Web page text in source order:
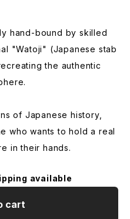
hand-bound by skilled
"Watoji" (Japanese stab
the authentic
of Japanese history,
who wants to hold a real
in their hands.
available
cart